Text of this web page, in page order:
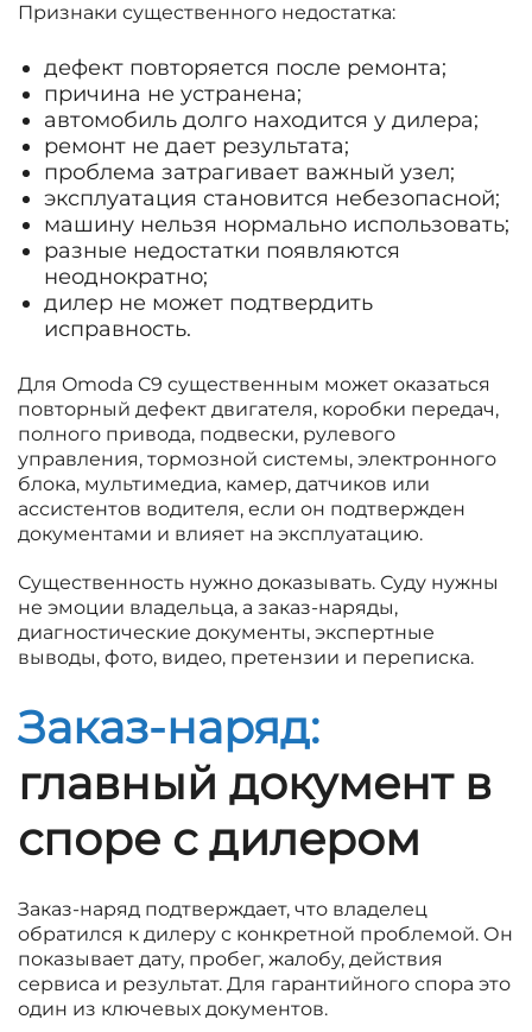
Признаки существенного недостатка:
дефект повторяется после ремонта;
причина не устранена;
автомобиль долго находится у дилера;
ремонт не дает результата;
проблема затрагивает важный узел;
эксплуатация становится небезопасной;
машину нельзя нормально использовать;
разные недостатки появляются
неоднократно;
дилер не может подтвердить
исправность.
Для Omoda C9 существенным может оказаться
повторный дефект двигателя, коробки передач,
полного привода, подвески, рулевого
управления, тормозной системы, электронного
блока, мультимедиа, камер, датчиков или
ассистентов водителя, если он подтвержден
документами и влияет на эксплуатацию.
Существенность нужно доказывать. Суду нужны
не эмоции владельца, а заказ-наряды,
диагностические документы, экспертные
выводы, фото, видео, претензии и переписка.
Заказ-наряд:
главный документ в
споре с дилером
Заказ-наряд подтверждает, что владелец
обратился к дилеру с конкретной проблемой. Он
показывает дату, пробег, жалобу, действия
сервиса и результат. Для гарантийного спора это
один из ключевых документов.